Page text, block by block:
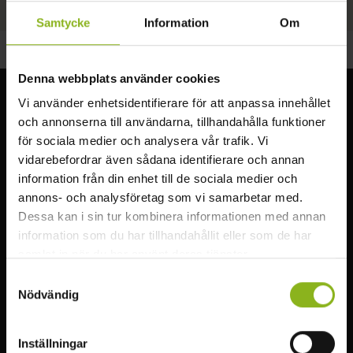
Samtycke Information Om
Denna webbplats använder cookies
Vi använder enhetsidentifierare för att anpassa innehållet
och annonserna till användarna, tillhandahålla funktioner
för sociala medier och analysera vår trafik. Vi
vidarebefordrar även sådana identifierare och annan
information från din enhet till de sociala medier och
annons- och analysföretag som vi samarbetar med.
Dessa kan i sin tur kombinera informationen med annan
information som du har tillhandahållit eller som de har
Nödvändig
Inställningar
Visit MittSkåne
Upplev den underbara naturen i Mittskåne. Vandra genom
bokskogen, besök slott, fiska, simma eller paddla i sjöarna.
Läs mer
Att göra
Mat & dryck